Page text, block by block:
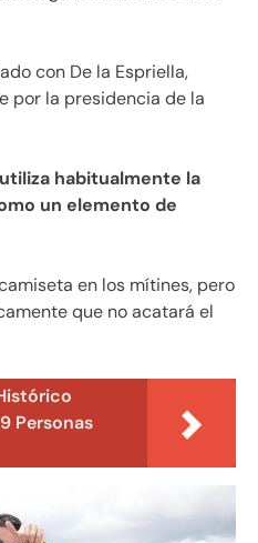
con De la Espriella,
por la presidencia de la
habitualmente la
un elemento de
en los mítines, pero
que no acatará el
Personas